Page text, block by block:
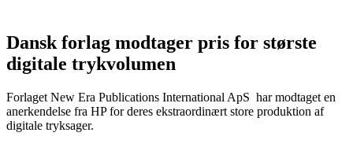
Dansk forlag modtager pris for største
digitale trykvolumen
Forlaget New Era Publications International ApS har modtaget en
anerkendelse fra HP for deres ekstraordinært store produktion af
digitale tryksager.